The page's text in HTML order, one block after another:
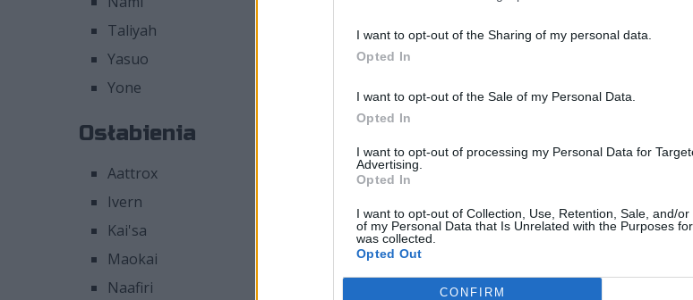
I want to opt-out of the Sharing of my personal data.
Opted In
I want to opt-out of the Sale of my Personal Data.
Opted In
I want to opt-out of processing my Personal Data for
Advertising.
Opted In
I want to opt-out of Collection, Use, Retention, Sale, and/or
of my Personal Data that Is Unrelated with the Purposes
was collected.
Opted Out
CONFIRM
Taliyah
Yasuo
Yone
Osłabienia
Aattrox
Ivern
Kai'sa
Maokai
Naafiri